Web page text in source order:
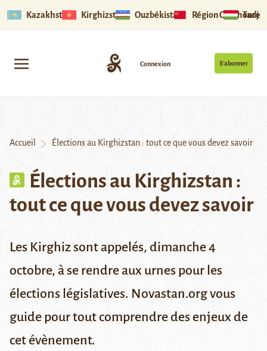
Kazakhstan Kirghizstan Ouzbékistan Région Ouïghoure
S’abonner
Connexion
Accueil Élections au Kirghizstan : tout ce que vous devez savoir
Élections au Kirghizstan :
tout ce que vous devez savoir
Les Kirghiz sont appelés, dimanche 4
octobre, à se rendre aux urnes pour les
élections législatives. Novastan.org vous
guide pour tout comprendre des enjeux de
cet évènement.